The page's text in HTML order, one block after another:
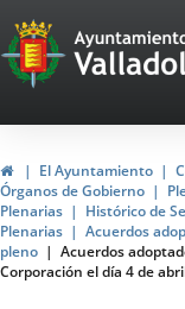
Portal
Web
del
de
InicioEl Ayuntamiento
Órganos de Gobierno
Plenarias
Histórico de
Plenarias
Acuerdos
pleno
Acuerdos
Corporación el día 4 de